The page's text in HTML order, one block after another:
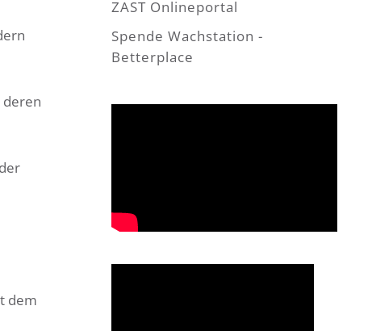
deren
dem
ZAST Onlineportal
Spende Wachstation -
Betterplace